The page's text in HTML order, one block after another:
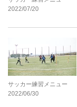
2022/07/20
サッカー練習メニュー
2022/06/30